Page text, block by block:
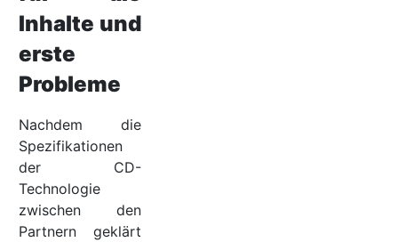
Inhalte und
erste
Probleme
Nachdem die
Spezifikationen
der CD-
Technologie
zwischen den
Partnern geklärt